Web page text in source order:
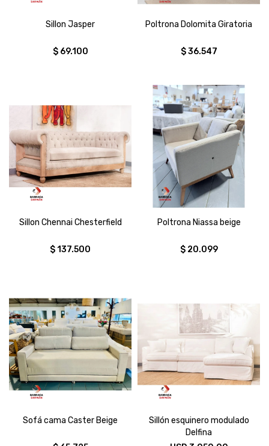
Sillon Jasper
$ 69.100
Poltrona Dolomita Giratoria
$ 36.547
Sillon Chennai Chesterfield
$137.500
Poltrona Niassa beige
$ 20.099
Sofá cama Caster Beige
Sillón esquinero modulado
Delfina